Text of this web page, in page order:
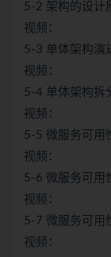
5-2 架构的设计
视频：
5-3 单体架构演
视频：
5-4 单体架构拆
视频：
5-5 微服务可用
视频：
5-6 微服务可用
视频：
5-7 微服务可用
视频：